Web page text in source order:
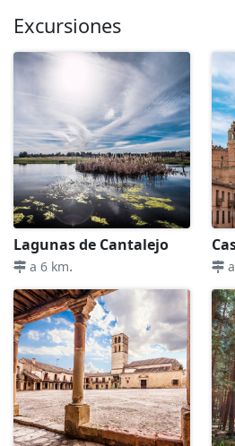
Excursiones
Lagunas de Cantalejo
a 6 km.